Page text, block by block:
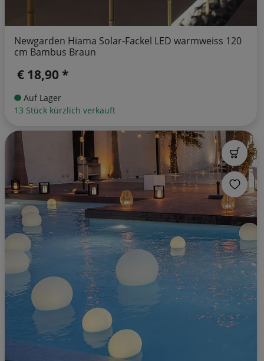
Newgarden Hiama Solar-Fackel LED warmweiss 120
cm Bambus Braun
€ 18,90 *
Auf Lager
13 Stück kürzlich verkauft